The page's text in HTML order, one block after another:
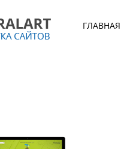
ГЛАВНАЯ